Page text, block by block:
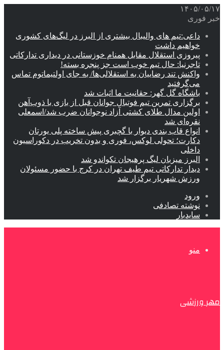
۱۴۰۵/۰۵/۱۷
خبر فوری
داعی:تیم های والیبال بیشتری از البرز در لیگ‌های کشوری
خواهیم داشت
پیروزی استقلال مقابل همنام خوزستانی در دیداری تدارکاتی
تاجرنیا: حال تیم خوب است جز پنجره بسته!
واکنش تند رضاییان به استقلالی‌ها/ به جای اولتیماتوم تماس
می‌گرفتید
باشگاه گل گهر: حقانیت ما اثبات شد
برگزاری تمرین تیم فوتبال جوانان قبل از بازی با ذوب‌آهن
اولین مدال طلای کشتی آزاد نوجوانان ضرب شد/اسمعلی
نقره‌ای شد
انواع قاب بندی دیوار با گچبری پیش ساخته پلی یورتان
دکارت؛ تحولی لوکس، فوری و بدون تخریب در دکوراسیون
داخلی
البرز میزبان لیگ پرهیجان تکواندو شد
دیدار تدارکاتی تیم طیف تهران در کرج با حضور مسئولان
ورزش شهریار برگزار شد
ورود
نوشته تصادفی
سایدبار
منو
مهر ورزشی